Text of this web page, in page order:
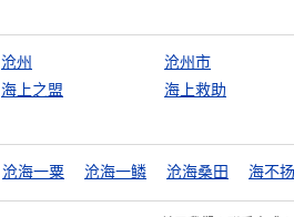
沧州
沧州市
海上之盟 海上救助
沧海一粟 沧海一鳞 沧海桑田 海不